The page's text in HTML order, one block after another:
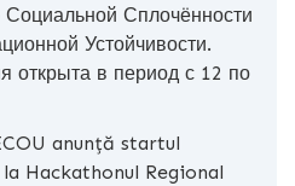
Социальной Сплочённости
Устойчивости.
открыта в период с 12 по
anunță startul
Hackathonul Regional